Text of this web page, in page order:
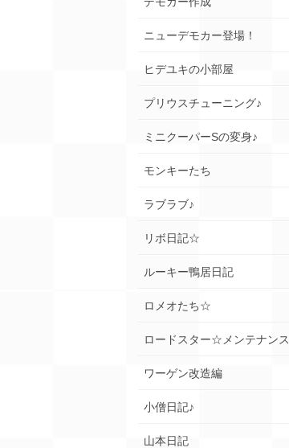
ニューデモカー登場！
ヒデユキの小部屋
プリウスチューニング♪
ミニクーパーSの変身♪
モンキーたち
ラブラブ♪
リボ日記☆
ルーキー鴨居日記
ロメオたち☆
ロードスター☆メンテナンス
ワーゲン改造編
小僧日記♪
山本日記